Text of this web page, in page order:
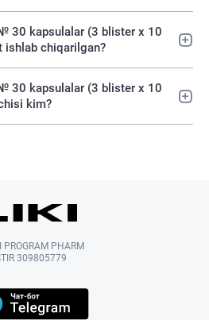
30 kapsulalar (3 blister х 10
ishlab chiqarilgan?
30 kapsulalar (3 blister х 10
kim?
PROGRAM PHARM
309805779